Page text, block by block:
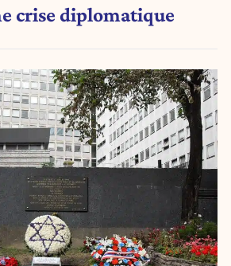
crise diplomatique